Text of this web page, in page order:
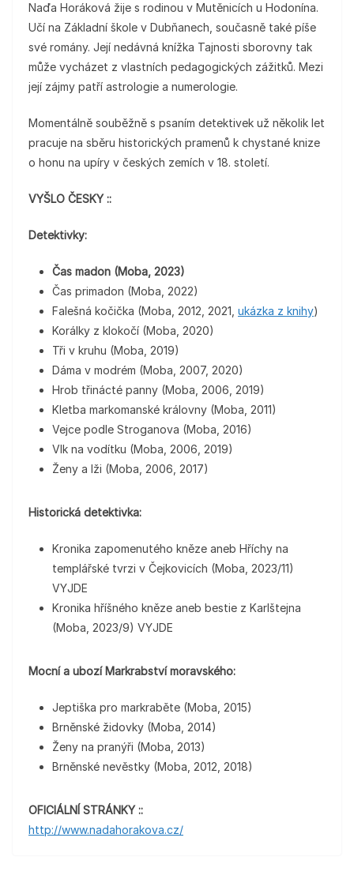
Naďa Horáková žije s rodinou v Mutěnicích u Hodonína.
Učí na Základní škole v Dubňanech, současně také píše
své romány. Její nedávná knížka Tajnosti sborovny tak
může vycházet z vlastních pedagogických zážitků. Mezi
její zájmy patří astrologie a numerologie.
Momentálně souběžně s psaním detektivek už několik let
pracuje na sběru historických pramenů k chystané knize
o honu na upíry v českých zemích v 18. století.
VYŠLO ČESKY ::
Detektivky:
Čas madon (Moba, 2023)
Čas primadon (Moba, 2022)
Falešná kočička (Moba, 2012, 2021, ukázka z knihy)
Korálky z klokočí (Moba, 2020)
Tři v kruhu (Moba, 2019)
Dáma v modrém (Moba, 2007, 2020)
Hrob třinácté panny (Moba, 2006, 2019)
Kletba markomanské královny (Moba, 2011)
Vejce podle Stroganova (Moba, 2016)
Vlk na vodítku (Moba, 2006, 2019)
Ženy a lži (Moba, 2006, 2017)
Historická detektivka:
Kronika zapomenutého kněze aneb Hříchy na
templářské tvrzi v Čejkovicích (Moba, 2023/11)
VYJDE
Kronika hříšného kněze aneb bestie z Karlštejna
(Moba, 2023/9) VYJDE
Mocní a ubozí Markrabství moravského:
Jeptiška pro markraběte (Moba, 2015)
Brněnské židovky (Moba, 2014)
Ženy na pranýři (Moba, 2013)
Brněnské nevěstky (Moba, 2012, 2018)
OFICIÁLNÍ STRÁNKY ::
http://www.nadahorakova.cz/